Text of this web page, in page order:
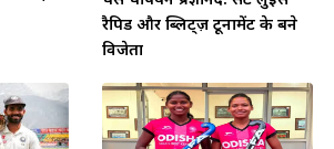
रैपिड और ब्लिट्ज़ टूर्नामेंट के बने
विजेता